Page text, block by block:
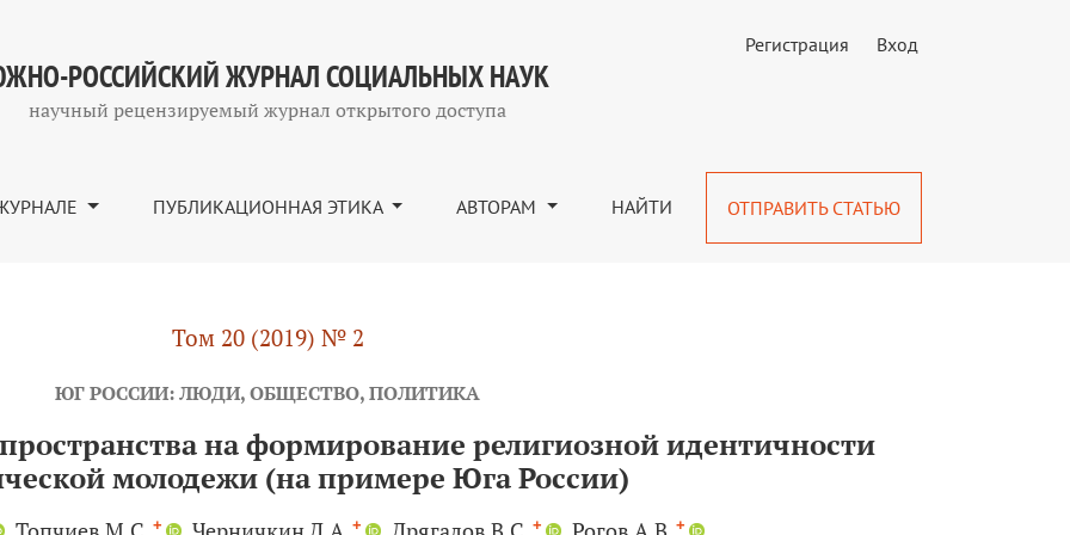
религиозной идентичности студенческой молодежи (на примере Юга России)
РОССИЙСКИЙ ЖУРНАЛ СОЦИАЛЬНЫХ НАУК
научный рецензируемый журнал открытого доступа
ПУБЛИКАЦИОННАЯ ЭТИКА АВТОРАМ НАЙТИ ОТПРАВИТЬ СТАТЬЮ
Регистрация Вход
Том 20 (2019) № 2
ЮГ РОССИИ: ЛЮДИ, ОБЩЕСТВО, ПОЛИТИКА
на формирование религиозной идентичности
молодежи (на примере Юга России)
+ + + +